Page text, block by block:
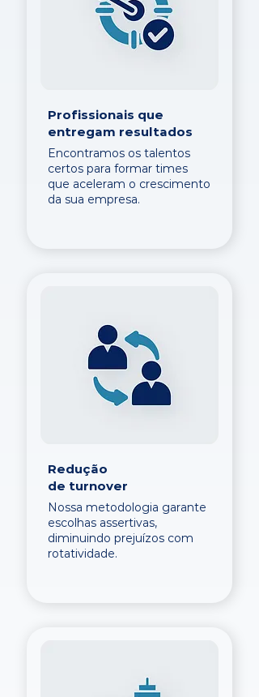
Profissionais que
entregam resultados
Encontramos os talentos
certos para formar times
que aceleram o crescimento
da sua empresa.
Redução
de turnover
Nossa metodologia garante
escolhas assertivas,
diminuindo prejuízos com
rotatividade.